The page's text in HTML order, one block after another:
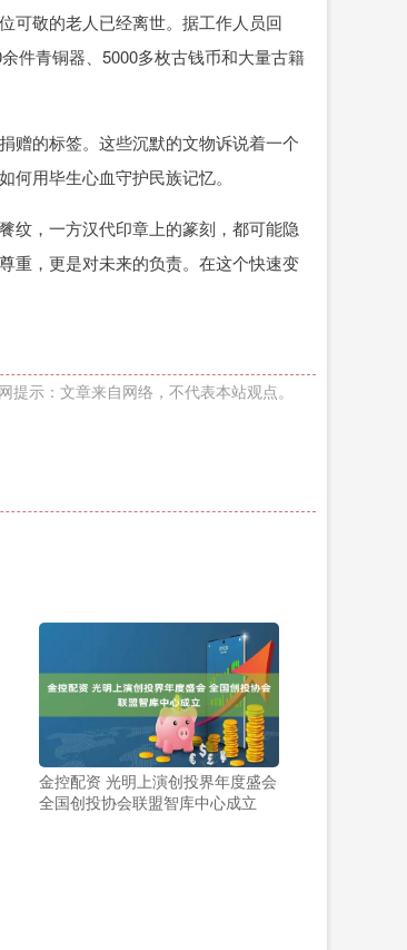
可敬的老人已经离世。据工作人员回
件青铜器、5000多枚古钱币和大量古籍
赠的标签。这些沉默的文物诉说着一个
用毕生心血守护民族记忆。
纹，一方汉代印章上的篆刻，都可能隐
重，更是对未来的负责。在这个快速变
提示：文章来自网络，不代表本站观点。
金控配资 光明上演创投界年度盛会
全国创投协会联盟智库中心成立